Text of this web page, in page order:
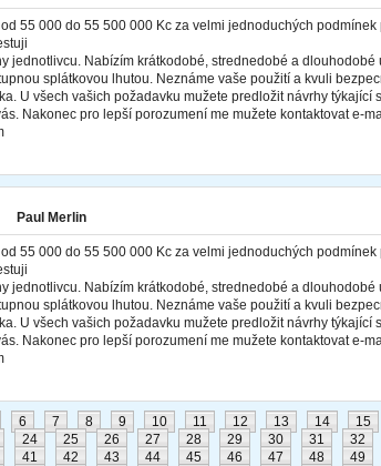
55 000 do 55 500 000 Kc za velmi jednoduchých
jednotlivcu. Nabízím krátkodobé, strednedobé a dlouhodobé
splátkovou lhutou. Neznáme vaše použití a kvuli
U všech vašich požadavku mužete predložit návrhy týkající
Nakonec pro lepší porozumení me mužete kontaktovat e-
Paul Merlin
55 000 do 55 500 000 Kc za velmi jednoduchých
jednotlivcu. Nabízím krátkodobé, strednedobé a dlouhodobé
splátkovou lhutou. Neznáme vaše použití a kvuli
U všech vašich požadavku mužete predložit návrhy týkající
Nakonec pro lepší porozumení me mužete kontaktovat e-
6 7 8 9 10 11 12 13 14 15
24 25 26 27 28 29 30 31 32
41 42 43 44 45 46 47 48 49